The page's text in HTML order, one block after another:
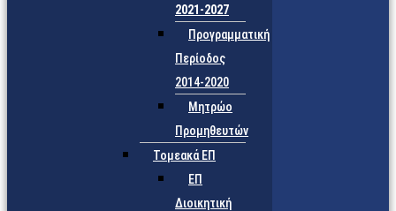
2021-2027
Προγραμματική
Περίοδος
2014-2020
Μητρώο
Προμηθευτών
Τομεακά ΕΠ
ΕΠ
Διοικητική